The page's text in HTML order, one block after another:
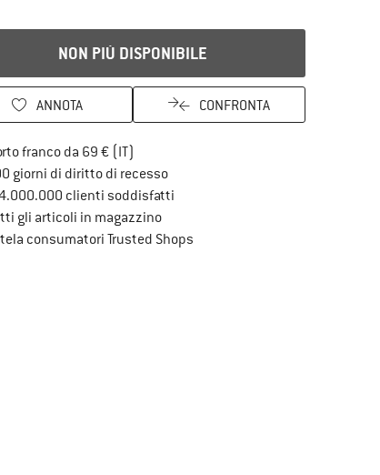
NON PIÙ DISPONIBILE
ANNOTA CONFRONTA
franco da 69 € (IT)
giorni di diritto di recessoVai alla politica di recesso qui Si
clienti soddisfatti
gli articoli in magazzino
consumatori Trusted ShopsTrovi tutte le informazioni qui!